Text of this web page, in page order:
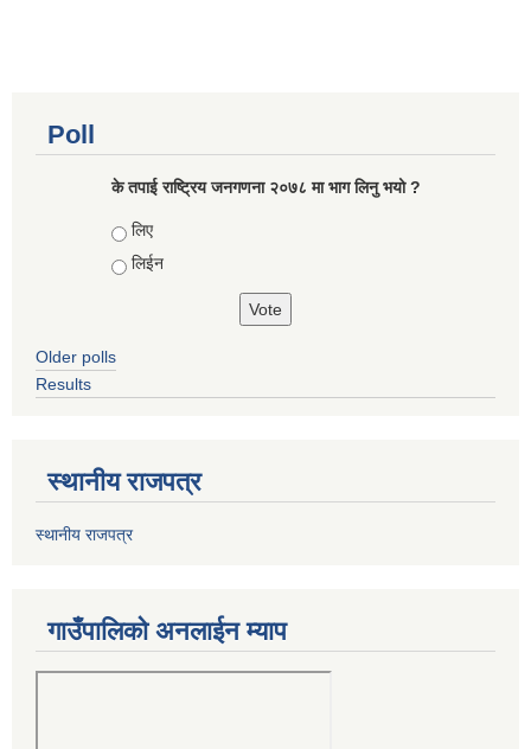
Poll
के तपाई राष्ट्रिय जनगणना २०७८ मा भाग लिनु भयो ?
Choices
लिए
लिईन
Older polls
Results
स्थानीय राजपत्र
स्थानीय राजपत्र
गाउँपालिको अनलाईन म्याप